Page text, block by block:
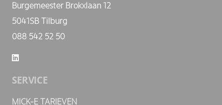
Burgemeester Brokxlaan 12
5041SB Tilburg
088 542 52 50
SERVICE
MICK-E TARIEVEN